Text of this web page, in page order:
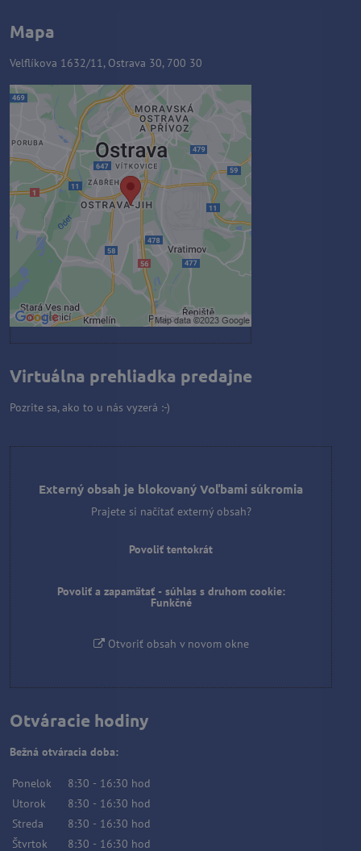
Mapa
Velflíkova 1632/11, Ostrava 30, 700 30
Externý obsah je blokovaný
Voľbami súkromia
Prajete si načítať externý obsah?
Povoliť tentokrát
Povoliť a zapamätať - súhlas s
druhom cookie: Funkčné
Otvoriť obsah v novom okne
Virtuálna prehliadka predajne
Pozrite sa, ako to u nás vyzerá :-)
Externý obsah je blokovaný Voľbami súkromia
Prajete si načítať externý obsah?
Povoliť tentokrát
Povoliť a zapamätať - súhlas s druhom cookie:
Funkčné
Otvoriť obsah v novom okne
Otváracie hodiny
Bežná otváracia doba:
Ponelok 8:30 - 16:30 hod
Utorok
8:30 - 16:30 hod
Streda
8:30 - 16:30 hod
Štvrtok
8:30 - 16:30 hod